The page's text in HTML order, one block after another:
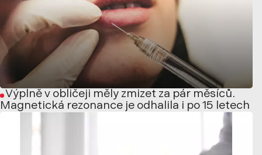
Výplně v obličeji měly zmizet za pár měsíců.
Magnetická rezonance je odhalila i po 15 letech